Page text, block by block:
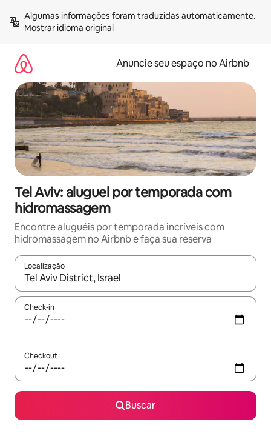
para
Mostrar idioma original
Anuncie seu espaço no Airbnb
Tel Aviv: aluguel por temporada com
hidromassagem
Encontre aluguéis por temporada incríveis com
hidromassagem no Airbnb e faça sua reserva
Localização
Quando os resultados estiverem disponíveis, explore-os
Check-in
Checkout
Buscar